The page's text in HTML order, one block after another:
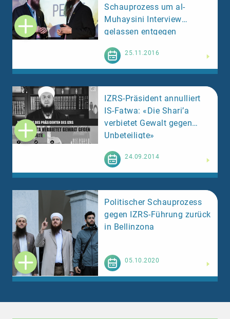
Schauprozess um al-
Muhaysini Interview
gelassen entgegen
25.11.2016
IZRS-Präsident annulliert
IS-Fatwa: «Die Shari’a
verbietet Gewalt gegen
Unbeteiligte»
24.09.2014
Politischer Schauprozess
gegen IZRS-Führung zurück
in Bellinzona
05.10.2020